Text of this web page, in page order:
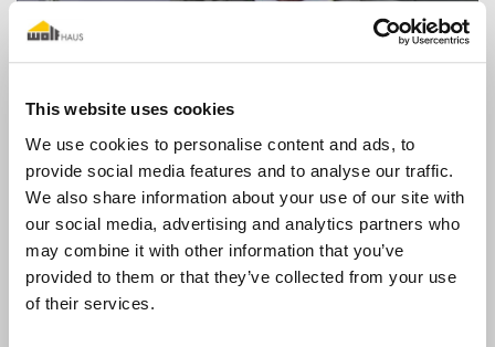
This website uses cookies
We use cookies to personalise content and ads, to
provide social media features and to analyse our traffic.
We also share information about your use of our site with
our social media, advertising and analytics partners who
may combine it with other information that you’ve
provided to them or that they’ve collected from your use
of their services.